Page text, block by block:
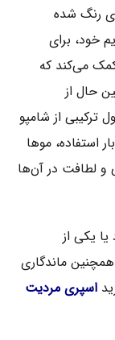
رنگ شده
خود، برای
می‌کند که
حال از
از شامپو
استفاده، موها
و لطافت در آن‌ها
یکی از
ماندگاری
اسپری مردیت